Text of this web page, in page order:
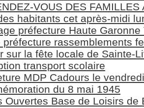
VOUS DES
habitants cet après-midi
préfecture Haute Garonne
préfecture rassemblements
sur la fête locale de Sainte-
transport scolaire
MDP Cadours le
du 8 mai 1945
Ouvertes Base de Loisirs de